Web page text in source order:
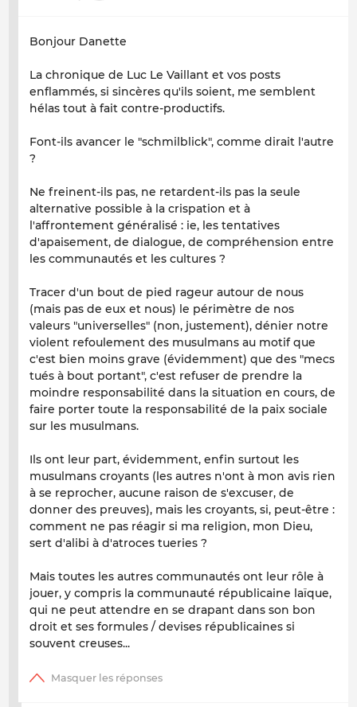
Bonjour Danette
La chronique de Luc Le Vaillant et vos posts
enflammés, si sincères qu'ils soient, me semblent
hélas tout à fait contre-productifs.
Font-ils avancer le "schmilblick", comme dirait l'autre
?
Ne freinent-ils pas, ne retardent-ils pas la seule
alternative possible à la crispation et à
l'affrontement généralisé : ie, les tentatives
d'apaisement, de dialogue, de compréhension entre
les communautés et les cultures ?
Tracer d'un bout de pied rageur autour de nous
(mais pas de eux et nous) le périmètre de nos
valeurs "universelles" (non, justement), dénier notre
violent refoulement des musulmans au motif que
c'est bien moins grave (évidemment) que des "mecs
tués à bout portant", c'est refuser de prendre la
moindre responsabilité dans la situation en cours, de
faire porter toute la responsabilité de la paix sociale
sur les musulmans.
Ils ont leur part, évidemment, enfin surtout les
musulmans croyants (les autres n'ont à mon avis rien
à se reprocher, aucune raison de s'excuser, de
donner des preuves), mais les croyants, si, peut-être :
comment ne pas réagir si ma religion, mon Dieu,
sert d'alibi à d'atroces tueries ?
Mais toutes les autres communautés ont leur rôle à
jouer, y compris la communauté républicaine laïque,
qui ne peut attendre en se drapant dans son bon
droit et ses formules / devises républicaines si
souvent creuses...